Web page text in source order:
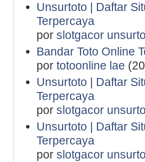
Unsurtoto | Daftar
Terpercaya
por slotgacor
Bandar Toto Online
por totoonline lae
Unsurtoto | Daftar
Terpercaya
por slotgacor
Unsurtoto | Daftar
Terpercaya
por slotgacor